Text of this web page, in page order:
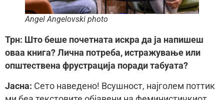
Angel Angelovski photo
Трн: Што беше почетната искра да ја напишеш
оваа книга? Лична потреба, истражување или
општествена фрустрација поради табуата?
Јасна: Сето наведено! Всушност, најголем поттик